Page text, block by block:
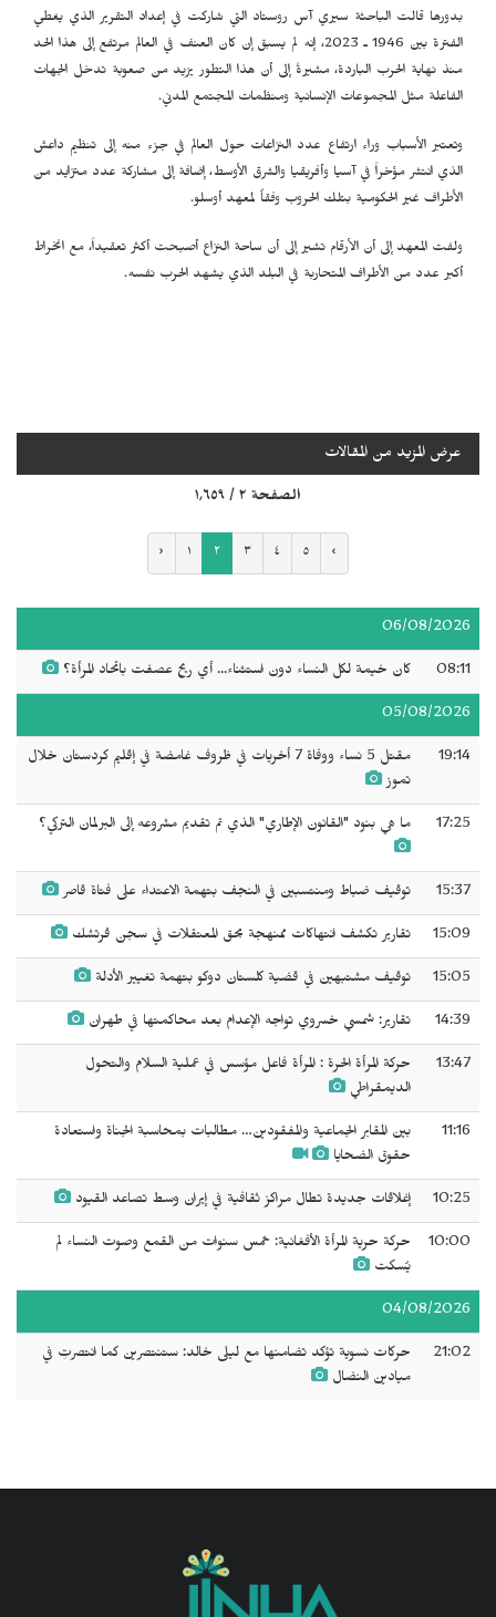
بدورها قالت الباحثة سيري آس روستاد التي شاركت في إعداد التقرير الذي يغطي
الفترة بين 1946 ـ 2023، إنه لم يسبق إن كان العنف في العالم مرتفع إلى هذا الحد
منذ نهاية الحرب الباردة، مشيرةً إلى أن هذا التطور يزيد من صعوبة تدخل الجهات
الفاعلة مثل المجموعات الإنسانية ومنظمات المجتمع المدني.
وتعتبر الأسباب وراء ارتفاع عدد النزاعات حول العالم في جزء منه إلى تنظيم داعش
الذي انتشر مؤخراً في آسيا وأفريقيا والشرق الأوسط، إضافة إلى مشاركة عدد متزايد من
الأطراف غير الحكومية بتلك الحروب وفقاُ لمعهد أوسلو.
ولفت المعهد إلى أن الأرقام تشير إلى أن ساحة النزاع أصبحت أكثر تعقيداً، مع انخراط
أكبر عدد من الأطراف المتحاربة في البلد الذي يشهد الحرب نفسه.
عرض المزيد من المقالات
الصفحة ٢ / ١٬٦٥٩
‹ ١ ٢ ٣ ٤ ٥ ›
06/08/2026
08:11 كان خيمة لكل النساء دون استثناء... أي ريح عصفت باتحاد المرأة؟
05/08/2026
19:14
مقتل 5 نساء ووفاة 7 أخريات في ظروف غامضة في إقليم كردستان خلال
تموز
17:25 ما هي بنود "القانون الإطاري" الذي تم تقديم مشروعه إلى البرلمان التركي؟
15:37 توقيف ضباط ومنتسبين في النجف بتهمة الاعتداء على فتاة قاصر
15:09 تقارير تكشف انتهاكات ممنهجة بحق المعتقلات في سجن قرتشك
15:05 توقيف مشتبهين في قضية كلستان دوكو بتهمة تغيير الأدلة
14:39 تقارير: شمسي خسروي تواجه الإعدام بعد محاكمتها في طهران
13:47
حركة المرأة الحرة : المرأة فاعل مؤسس في عملية السلام والتحول
الديمقراطي
11:16
بين المقابر الجماعية والمفقودين… مطالبات بمحاسبة الجناة واستعادة
حقوق الضحايا
10:25 إغلاقات جديدة تطال مراكز ثقافية في إيران وسط تصاعد القيود
10:00
حركة حرية المرأة الأفغانية: خمس سنوات من القمع وصوت النساء لم
يُسكت
04/08/2026
21:02
حركات نسوية تؤكد تضامنها مع ليلى خالد: ستنتصرين كما انتصرتِ في
ميادين النضال